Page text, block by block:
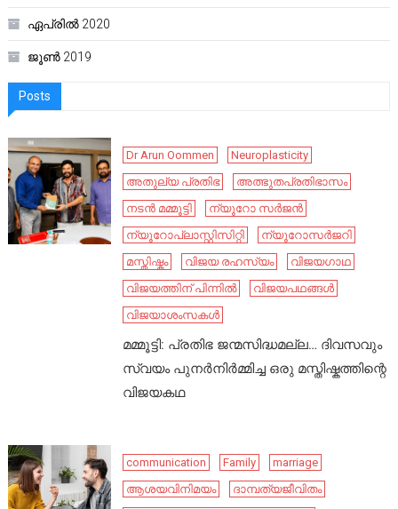
ഏപ്രിൽ 2020
ജൂൺ 2019
Posts
Dr Arun Oommen
Neuroplasticity
അതുല്യ പ്രതിഭ
അത്ഭുതപ്രതിഭാസം
നടൻ മമ്മൂട്ടി
ന്യൂറോ സർജൻ
ന്യൂറോപ്ലാസ്റ്റിസിറ്റി
ന്യൂറോസർജറി
മസ്തിഷ്കം
വിജയ രഹസ്യം
വിജയഗാഥ
വിജയത്തിന് പിന്നിൽ
വിജയപഥങ്ങൾ
വിജയാശംസകൾ
മമ്മൂട്ടി: പ്രതിഭ ജന്മസിദ്ധമല്ല… ദിവസവും
സ്വയം പുനർനിർമ്മിച്ച ഒരു മസ്തിഷ്കത്തിന്റെ
വിജയകഥ
communication Family
marriage
ആശയവിനിമയം
ദാമ്പത്യജീവിതം